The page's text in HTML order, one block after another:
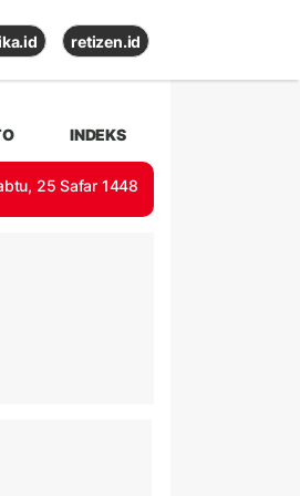
retizen.id
INDEKS
25 Safar 1448